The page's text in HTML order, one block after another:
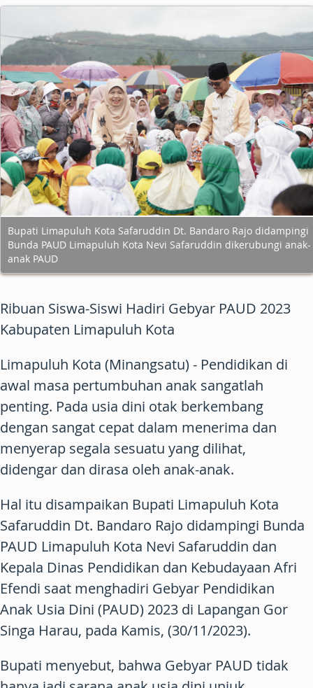
Bupati Limapuluh Kota Safaruddin Dt. Bandaro Rajo didampingi
Bunda PAUD Limapuluh Kota Nevi Safaruddin dikerubungi anak-
anak PAUD
Ribuan Siswa-Siswi Hadiri Gebyar PAUD 2023
Kabupaten Limapuluh Kota
Limapuluh Kota (Minangsatu) - Pendidikan di
awal masa pertumbuhan anak sangatlah
penting. Pada usia dini otak berkembang
dengan sangat cepat dalam menerima dan
menyerap segala sesuatu yang dilihat,
didengar dan dirasa oleh anak-anak.
Hal itu disampaikan Bupati Limapuluh Kota
Safaruddin Dt. Bandaro Rajo didampingi Bunda
PAUD Limapuluh Kota Nevi Safaruddin dan
Kepala Dinas Pendidikan dan Kebudayaan Afri
Efendi saat menghadiri Gebyar Pendidikan
Anak Usia Dini (PAUD) 2023 di Lapangan Gor
Singa Harau, pada Kamis, (30/11/2023).
Bupati menyebut, bahwa Gebyar PAUD tidak